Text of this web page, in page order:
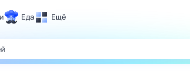
Еда Ещё
и отдых
Поиск